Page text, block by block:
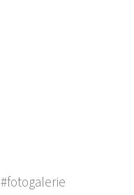
#fotogalerie